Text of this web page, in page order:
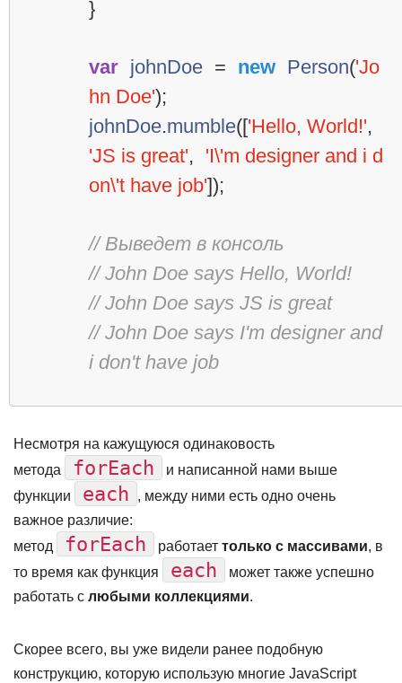
}
var johnDoe = new Person('Jo
hn Doe');
johnDoe.mumble(['Hello, World!',
'JS is great', 'I\'m designer and i d
on\'t have job']);
// Выведет в консоль
// John Doe says Hello, World!
// John Doe says JS is great
// John Doe says I'm designer and
i don't have job
Несмотря на кажущуюся одинаковость
метода
forEach
и написанной нами выше
функции
each
, между ними есть одно очень
важное различие:
метод
forEach работает только с массивами, в
то время как функция
each
может также успешно
работать с любыми коллекциями.
Скорее всего, вы уже видели ранее подобную
конструкцию, которую использую многие JavaScript